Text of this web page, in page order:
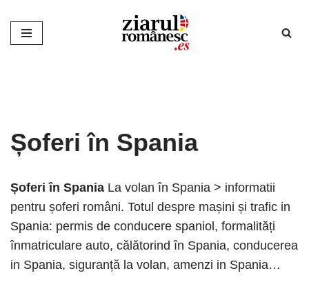
Sari
Șoferi în Spania
Șoferi în Spania La volan în Spania > informatii
pentru șoferi români. Totul despre mașini și trafic in
Spania: permis de conducere spaniol, formalități
înmatriculare auto, călătorind în Spania, conducerea
in Spania, siguranță la volan, amenzi in Spania…